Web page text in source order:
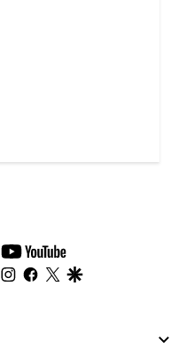
youtube-
footer
instagram
facebook
twitter